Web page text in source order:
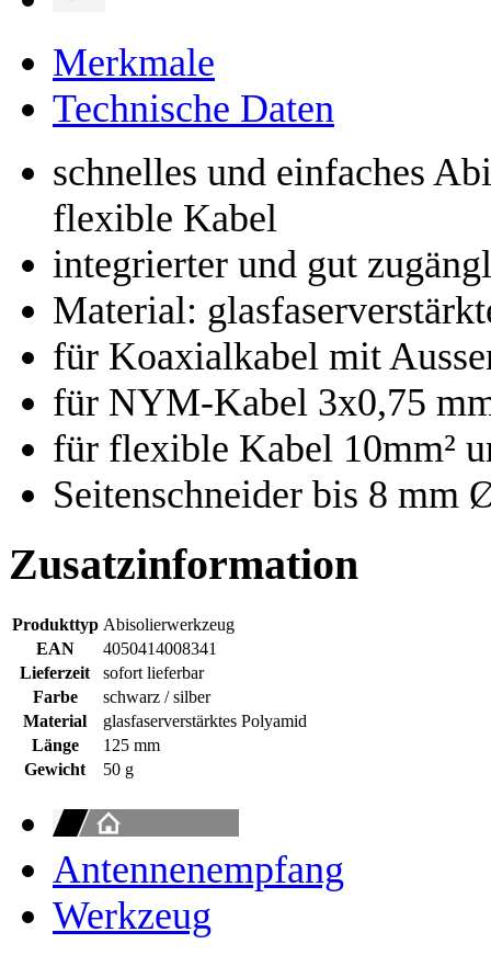
Merkmale
Technische Daten
schnelles und einfaches
flexible Kabel
integrierter und gut
Material:
für Koaxialkabel mit
für NYM-Kabel 3x0,75
für flexible Kabel 10mm²
Seitenschneider bis 8 mm
Zusatzinformation
Produkttyp Abisolierwerkzeug
EAN
4050414008341
Lieferzeit
sofort lieferbar
Farbe
schwarz / silber
Material
glasfaserverstärktes Polyamid
Länge
125 mm
Gewicht
50 g
Antennenempfang
Werkzeug